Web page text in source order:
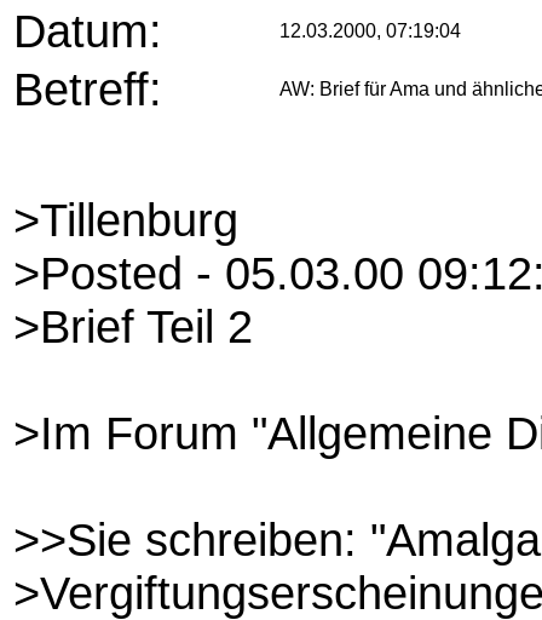
Datum: 12.03.2000, 07:19:04
Betreff: AW: Brief für Ama und
>Tillenburg
>Posted - 05.03.00
>Brief Teil 2
>Im Forum "Allgemeine
>>Sie schreiben: